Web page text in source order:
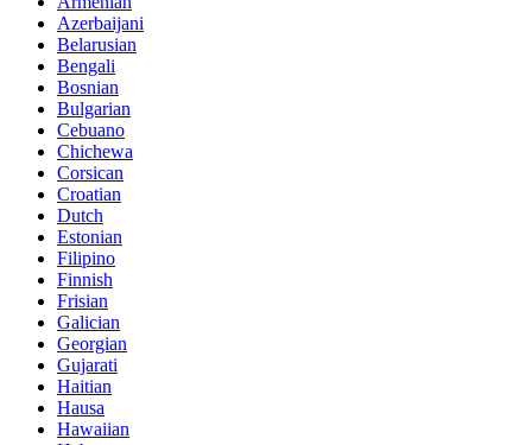
Azerbaijani
Belarusian
Bengali
Bosnian
Bulgarian
Cebuano
Chichewa
Corsican
Croatian
Dutch
Estonian
Filipino
Finnish
Frisian
Galician
Georgian
Gujarati
Haitian
Hausa
Hawaiian